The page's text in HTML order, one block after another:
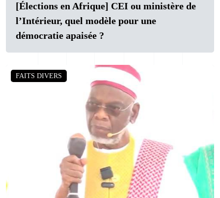
[Élections en Afrique] CEI ou ministère de
l’Intérieur, quel modèle pour une
démocratie apaisée ?
FAITS DIVERS